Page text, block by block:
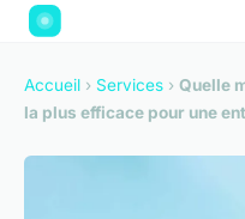
Accueil › Services › Quelle
la plus efficace pour une